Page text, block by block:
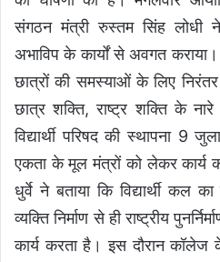
संगठन मंत्री रुस्तम सिंह लोधी ने
अभाविप के कार्यों से अवगत कराया।
छात्रों की समस्याओं के लिए
छात्र शक्ति, राष्ट्र शक्ति के
विद्यार्थी परिषद की स्थापना 9
एकता के मूल मंत्रों को लेकर कार्य
धुर्वे ने बताया कि विद्यार्थी कल
व्यक्ति निर्माण से ही राष्ट्रीय
कार्य करता है। इस दौरान कॉलेज के